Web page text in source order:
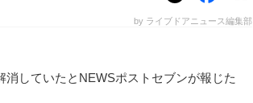
by ライブドアニュース編集部
していたとNEWSポストセブンが報じた